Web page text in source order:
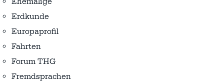
Erdkunde
Europaprofil
Fahrten
Forum THG
Fremdsprachen